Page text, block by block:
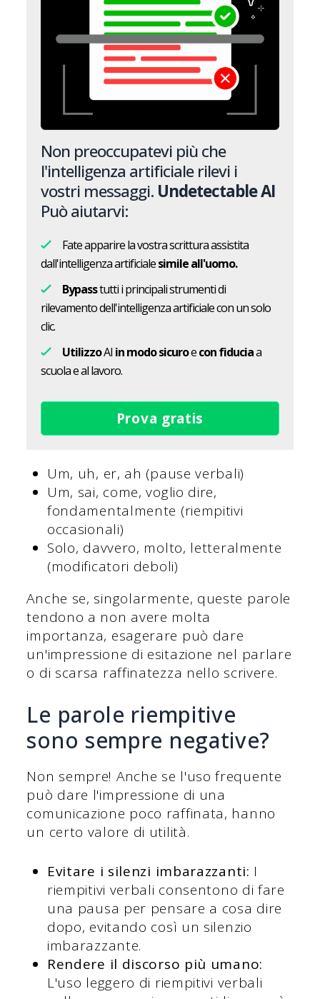
Non preoccupatevi più che
l'intelligenza artificiale rilevi i
vostri messaggi. Undetectable AI
Può aiutarvi:
Fate apparire la vostra scrittura assistita
dall'intelligenza artificialesimile all'uomo.
Bypasstutti i principali strumenti di
rilevamento dell'intelligenza artificiale con un solo
clic.
UtilizzoAI in modo sicuroecon fiduciaa
scuola e al lavoro.
Prova gratis
Um, uh, er, ah (pause verbali)
Um, sai, come, voglio dire,
fondamentalmente (riempitivi
occasionali)
Solo, davvero, molto, letteralmente
(modificatori deboli)
Anche se, singolarmente, queste parole
tendono a non avere molta
importanza, esagerare può dare
un'impressione di esitazione nel parlare
o di scarsa raffinatezza nello scrivere.
Le parole riempitive
sono sempre negative?
Non sempre! Anche se l'uso frequente
può dare l'impressione di una
comunicazione poco raffinata, hanno
un certo valore di utilità.
Evitare i silenzi imbarazzanti: I
riempitivi verbali consentono di fare
una pausa per pensare a cosa dire
dopo, evitando così un silenzio
imbarazzante.
Rendere il discorso più umano:
L'uso leggero di riempitivi verbali